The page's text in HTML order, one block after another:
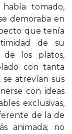
tomado,
demoraba en
que tenía
de su
de los platos,
con tanta
se atrevían sus
con ideas
exclusivas,
de la de
animada; no